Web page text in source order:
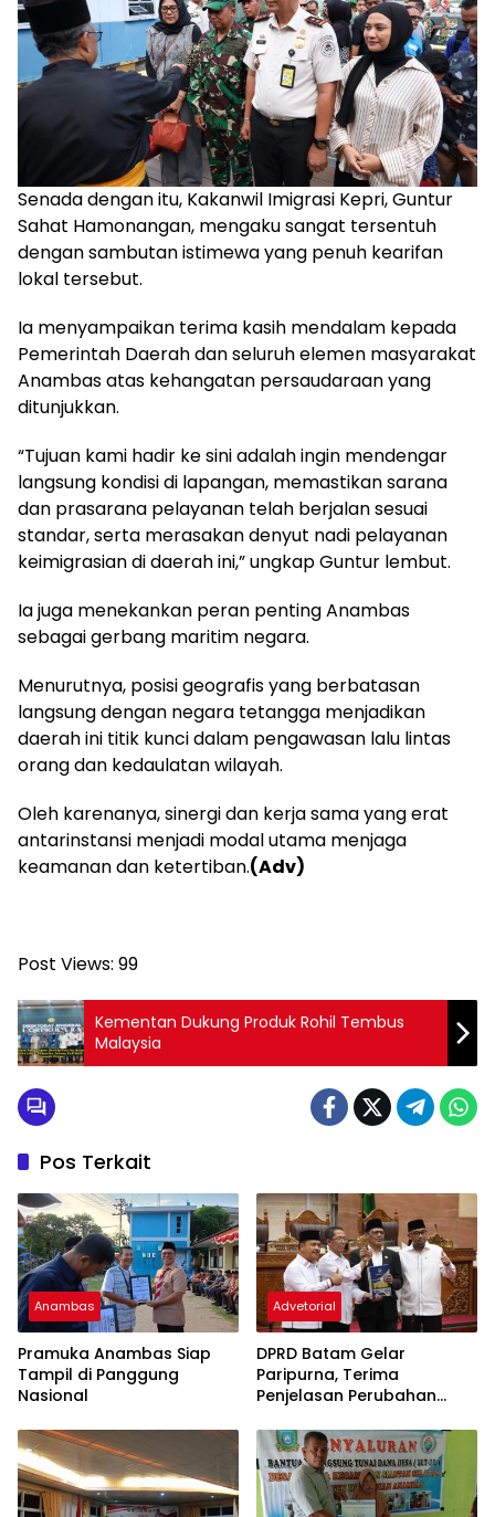
Senada dengan itu, Kakanwil Imigrasi Kepri, Guntur
Sahat Hamonangan, mengaku sangat tersentuh
dengan sambutan istimewa yang penuh kearifan
lokal tersebut.
‎Ia menyampaikan terima kasih mendalam kepada
Pemerintah Daerah dan seluruh elemen masyarakat
Anambas atas kehangatan persaudaraan yang
ditunjukkan.
‎“Tujuan kami hadir ke sini adalah ingin mendengar
langsung kondisi di lapangan, memastikan sarana
dan prasarana pelayanan telah berjalan sesuai
standar, serta merasakan denyut nadi pelayanan
keimigrasian di daerah ini,” ungkap Guntur lembut.
‎Ia juga menekankan peran penting Anambas
sebagai gerbang maritim negara.
‎Menurutnya, posisi geografis yang berbatasan
langsung dengan negara tetangga menjadikan
daerah ini titik kunci dalam pengawasan lalu lintas
orang dan kedaulatan wilayah.
‎Oleh karenanya, sinergi dan kerja sama yang erat
antarinstansi menjadi modal utama menjaga
keamanan dan ketertiban.(Adv)
Post Views: 99
Kementan Dukung Produk Rohil Tembus
Malaysia
Pos Terkait
Anambas
Pramuka Anambas Siap
Tampil di Panggung
Nasional
Advetorial
DPRD Batam Gelar
Paripurna, Terima
Penjelasan Perubahan